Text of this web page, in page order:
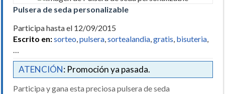
Pulsera de seda personalizable
Participa hasta el 12/09/2015
Escrito en:sorteo,pulsera,sortealandia,gratis, bisuteria,
…
ATENCIÓN: Promoción ya pasada.
Participa y gana esta preciosa pulsera de seda